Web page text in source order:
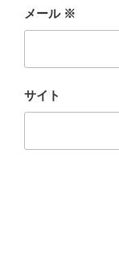
メール ※
サイト